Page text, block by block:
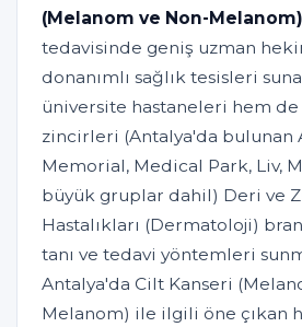
(Melanom ve Non-Melanom)
tedavisinde geniş uzman
donanımlı sağlık tesisleri
üniversite hastaneleri hem de
zincirleri (Antalya'da bulunan
Memorial, Medical Park, Liv,
büyük gruplar dahil) Deri ve
Hastalıkları (Dermatoloji)
tanı ve tedavi yöntemleri
Antalya'da Cilt Kanseri
Melanom) ile ilgili öne çıkan